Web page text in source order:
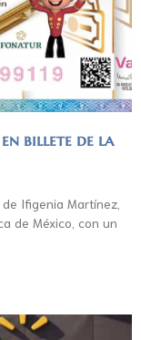
billete de la
Ifigenia Martínez,
de México, con un